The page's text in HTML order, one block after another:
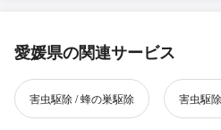
愛媛県の関連サービス
害虫駆除 / 蜂の巣駆除 害虫駆